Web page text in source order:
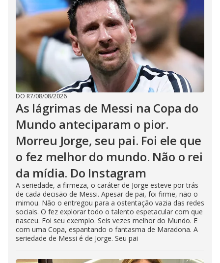
DO R7/08/08/2026
As lágrimas de Messi na Copa do
Mundo anteciparam o pior.
Morreu Jorge, seu pai. Foi ele que
o fez melhor do mundo. Não o rei
da mídia. Do Instagram
A seriedade, a firmeza, o caráter de Jorge esteve por trás
de cada decisão de Messi. Apesar de pai, foi firme, não o
mimou. Não o entregou para a ostentação vazia das redes
sociais. O fez explorar todo o talento espetacular com que
nasceu. Foi seu exemplo. Seis vezes melhor do Mundo. E
com uma Copa, espantando o fantasma de Maradona. A
seriedade de Messi é de Jorge. Seu pai